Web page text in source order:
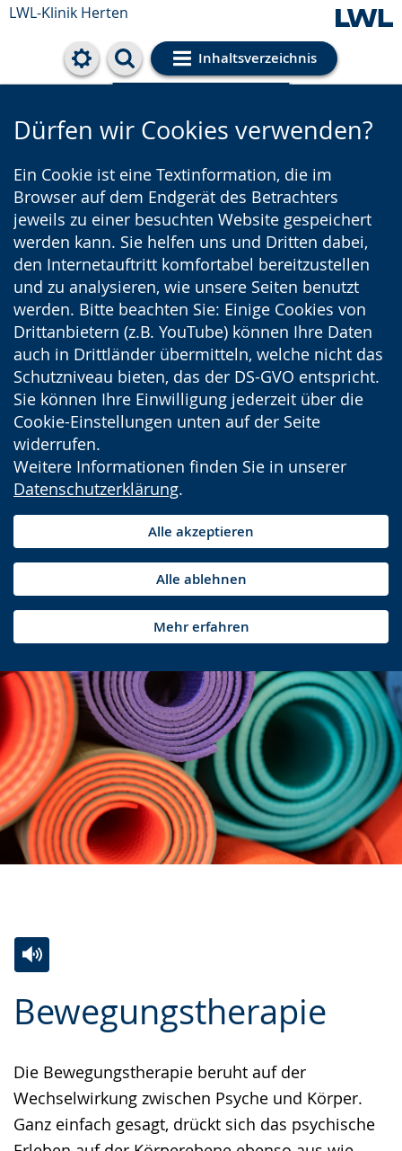
LWL-Klinik Herten
Inhaltsverzeichnis
Cookie-Einstellungen
Dürfen wir Cookies verwenden?
Ein Cookie ist eine Textinformation, die im
Browser auf dem Endgerät des Betrachters
jeweils zu einer besuchten Website gespeichert
werden kann. Sie helfen uns und Dritten dabei,
den Internetauftritt komfortabel bereitzustellen
und zu analysieren, wie unsere Seiten benutzt
werden. Bitte beachten Sie: Einige Cookies von
Drittanbietern (z.B. YouTube) können Ihre Daten
auch in Drittländer übermitteln, welche nicht das
Schutzniveau bieten, das der DS-GVO entspricht.
Sie können Ihre Einwilligung jederzeit über die
Cookie-Einstellungen unten auf der Seite
widerrufen.
Weitere Informationen finden Sie in unserer
Datenschutzerklärung.
Alle akzeptieren
Alle ablehnen
Mehr erfahren
Bewegungstherapie
Die Bewegungstherapie beruht auf der
Wechselwirkung zwischen Psyche und Körper.
Ganz einfach gesagt, drückt sich das psychische
Leichten
wechseln.
Audio-
Unterstützung.
Video
Deutscher
Gebärdensprache
wird
angezeigt.